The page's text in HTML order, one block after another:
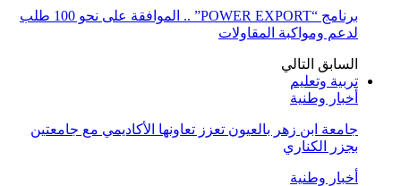
برنامج “POWER EXPORT” .. الموافقة على نحو 100 طلب
لدعم ومواكبة المقاولات
السابق التالي
تربية وتعليم
أخبار وطنية
جامعة ابن زهر بالعيون تعزز تعاونها الأكاديمي مع جامعتين
بجزر الكناري
أخبار وطنية